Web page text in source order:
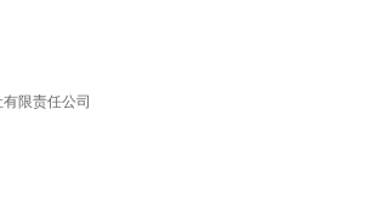
限责任公司